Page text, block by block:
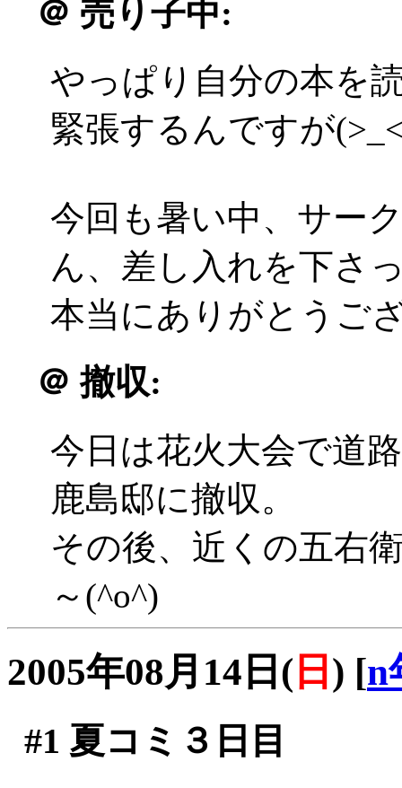
＠ 売り子中:
やっぱり自分の本を
緊張するんですが
今回も暑い中、サー
ん、差し入れを下さ
本当にありがとうご
＠ 撤収:
今日は花火大会で道
鹿島邸に撤収。
その後、近くの五右
～(^o^)
2005年08月14日( 日 ) [n
#1 夏コミ３日目